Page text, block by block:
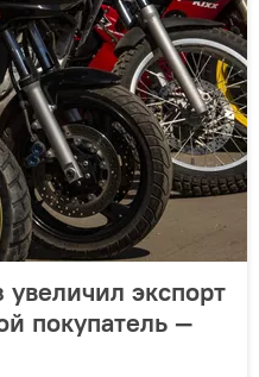
экспорт
покупатель —